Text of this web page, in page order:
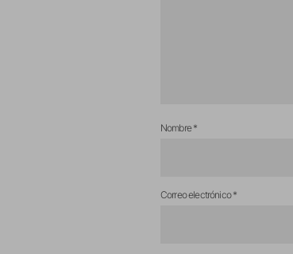
Nombre*
Correo electrónico*